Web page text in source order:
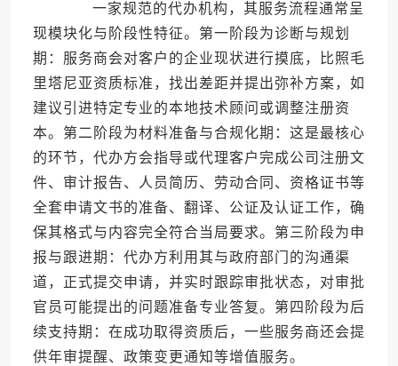
一家规范的代办机构，其服务流程通常呈
现模块化与阶段性特征。第一阶段为诊断与规划
期：服务商会对客户的企业现状进行摸底，比照毛
里塔尼亚资质标准，找出差距并提出弥补方案，如
建议引进特定专业的本地技术顾问或调整注册资
本。第二阶段为材料准备与合规化期：这是最核心
的环节，代办方会指导或代理客户完成公司注册文
件、审计报告、人员简历、劳动合同、资格证书等
全套申请文书的准备、翻译、公证及认证工作，确
保其格式与内容完全符合当局要求。第三阶段为申
报与跟进期：代办方利用其与政府部门的沟通渠
道，正式提交申请，并实时跟踪审批状态，对审批
官员可能提出的问题准备专业答复。第四阶段为后
续支持期：在成功取得资质后，一些服务商还会提
供年审提醒、政策变更通知等增值服务。